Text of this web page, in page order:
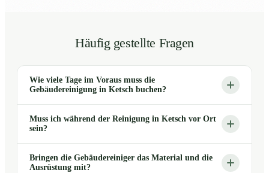
Häufig gestellte Fragen
Wie viele Tage im Voraus muss die
Gebäudereinigung in Ketsch buchen?
Muss ich während der Reinigung in Ketsch vor Ort
sein?
Bringen die Gebäudereiniger das Material und die
Ausrüstung mit?